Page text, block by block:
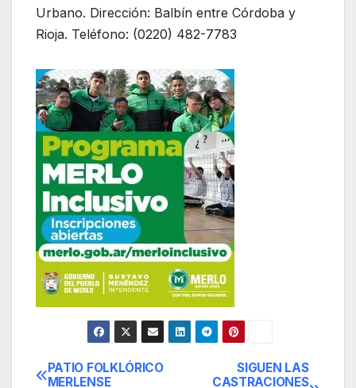
Urbano. Dirección: Balbín entre Córdoba y
Rioja. Teléfono: (0220) 482-7783
Navegación
SIGUEN LAS
CASTRACIONES
PATIO FOLKLÓRICO
MERLENSE